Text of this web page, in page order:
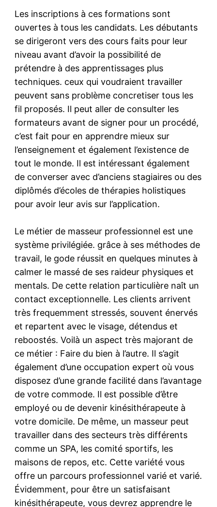
Les inscriptions à ces formations sont
ouvertes à tous les candidats. Les débutants
se dirigeront vers des cours faits pour leur
niveau avant d’avoir la possibilité de
prétendre à des apprentissages plus
techniques. ceux qui voudraient travailler
peuvent sans problème concretiser tous les
fil proposés. Il peut aller de consulter les
formateurs avant de signer pour un procédé,
c’est fait pour en apprendre mieux sur
l’enseignement et également l’existence de
tout le monde. Il est intéressant également
de converser avec d’anciens stagiaires ou des
diplômés d’écoles de thérapies holistiques
pour avoir leur avis sur l’application.
Le métier de masseur professionnel est une
système privilégiée. grâce à ses méthodes de
travail, le gode réussit en quelques minutes à
calmer le massé de ses raideur physiques et
mentals. De cette relation particulière naît un
contact exceptionnelle. Les clients arrivent
très frequemment stressés, souvent énervés
et repartent avec le visage, détendus et
reboostés. Voilà un aspect très majorant de
ce métier : Faire du bien à l’autre. Il s’agit
également d’une occupation expert où vous
disposez d’une grande facilité dans l’avantage
de votre commode. Il est possible d’être
employé ou de devenir kinésithérapeute à
votre domicile. De même, un masseur peut
travailler dans des secteurs très différents
comme un SPA, les comité sportifs, les
maisons de repos, etc. Cette variété vous
offre un parcours professionnel varié et varié.
Évidemment, pour être un satisfaisant
kinésithérapeute, vous devrez apprendre le